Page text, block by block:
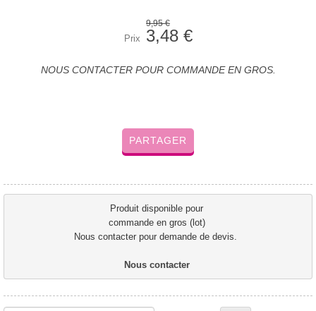
9,95 €
Prix 3,48 €
NOUS CONTACTER POUR COMMANDE EN GROS.
PARTAGER
Produit disponible pour
commande en gros (lot)
Nous contacter pour demande de devis.
Nous contacter